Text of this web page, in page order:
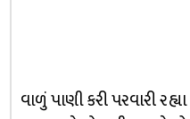
વાળું પાણી કરી પરવારી